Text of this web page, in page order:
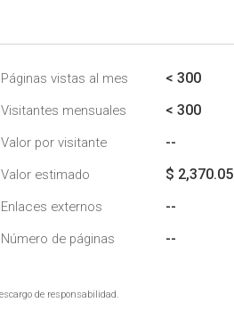
Páginas vistas al mes < 300
Visitantes mensuales < 300
Valor por visitante --
Valor estimado $ 2,370.05
Enlaces externos --
Número de páginas --
de responsabilidad.